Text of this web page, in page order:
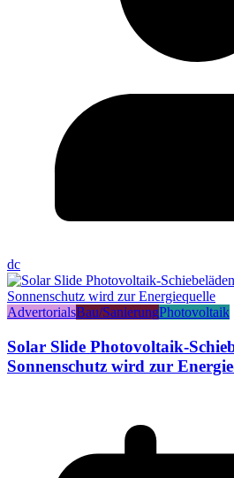
dc
AdvertorialsBau/SanierungPhotovoltaik
Solar Slide Photovoltaik-
Sonnenschutz wird zur